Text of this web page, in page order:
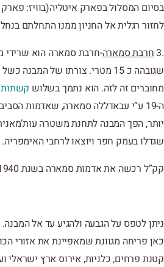
בסיום המסלול בפארק איטליה(בוויז:
לחזור רגלית אל החניון ממנו התחלתם
.3 חרבת סמארה-חרבת סמארה הוא שרידי
שגובהה כ 15 מטרי. צורתו של המבנה כשל
מחוברים זה לזה. הוא נתמך בשלוש קשתות
ה-19 ע”י עבאדללה סמארה, שאדמות
יותר, הפך המבנה לתחנת משטרה
שגדלו בעמק חפר ויוצאו לרחבי האימפריה.
קק”ל רכשה את אדמות סמארה בשנת 1940.
ניתן לטפס על הגבעה ולהגיע עד אל
כאן פריחה מגוונת שמאפיינת את אזורי
קטנת פרחים, כלניות, אירוס ארץ ישראלי